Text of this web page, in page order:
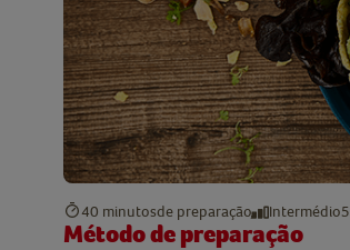
40 minutosde preparação Intermédio5
Método de preparação